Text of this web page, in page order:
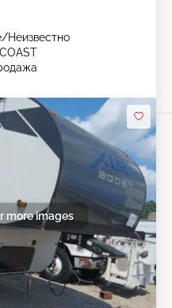
Неизвестно
more images